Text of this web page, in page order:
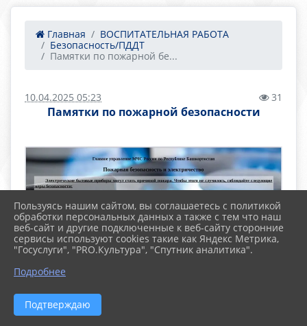
Главная
ВОСПИТАТЕЛЬНАЯ РАБОТА
Безопасность/ПДДТ
Памятки по пожарной бе...
10.04.2025 05:23 31
Памятки по пожарной безопасности
Пользуясь нашим сайтом, вы соглашаетесь с политикой
обработки персональных данных а также с тем что наш
веб-сайт и другие подключенные к веб-сайту сторонние
сервисы используют cookies такие как Яндекс Метрика,
"Госуслуги", "PRO.Культура", "Спутник аналитика".
Подробнее
Подтверждаю